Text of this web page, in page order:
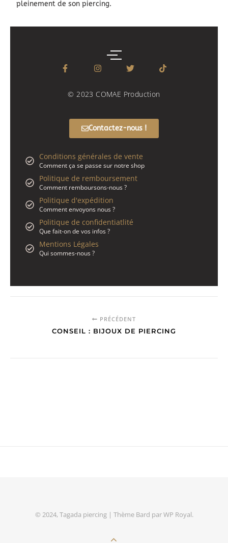
pleinement de son piercing.
© 2023 COMAE Production
Contactez-nous !
Conditions générales de vente
Comment ça se passe sur notre shop
Politique de remboursement
Comment remboursons-nous ?
Politique d'expédition
Comment envoyons nous ?
Politique de confidentiatlité
Que fait-on de vos infos ?
Mentions Légales
Qui sommes-nous ?
PRÉCÉDENT
CONSEIL : BIJOUX DE PIERCING
© 2024, Tagada piercing | Thème Bard parWP Royal.